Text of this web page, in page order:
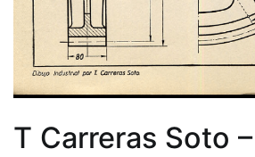
T Carreras Soto